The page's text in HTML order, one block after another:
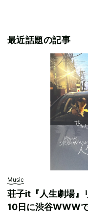
最近話題の記事
Music
荘子it『人生劇場』
10日に渋谷WWW